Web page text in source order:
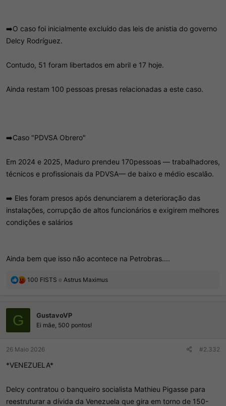
➡️O caso foi inicialmente excluído das leis de anistia do governo
Delcy Rodríguez.
Contudo, 51 foram libertados em abril e 17 hoje.
Ainda restam 100 pessoas presas relacionadas a este caso.
➡️Caso "PDVSA Obrero"
Em 2024 e 2025, Maduro prendeu 170pessoas — trabalhadores,
técnicos e profissionais da PDVSA— de baixo e médio escalão.
➡️ Eles foram presos após denunciarem a deterioração das
instalações, corrupção de altos funcionários e exigirem melhores
condições e salários
Ainda bem que isso não acontece na Petrobras....
R
ç
s
100 FISTS e Astrus Maximus
G GustavoVP
Ei mãe, 500 pontos!
26 Maio 2026 #2.332
*VENEZUELA*
Delcy contratou o banqueiro socialista Mathieu Pigasse para
reestruturar a dívida da Venezuela que gira em torno de 150-